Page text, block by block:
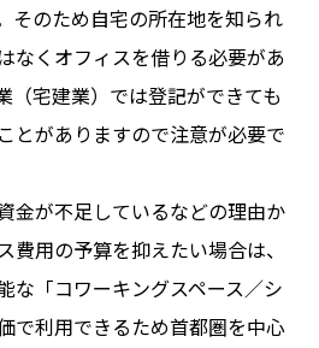
そのため自宅の所在地を知られ
なくオフィスを借りる必要があ
（宅建業）では登記ができても
とがありますので注意が必要で
金が不足しているなどの理由か
費用の予算を抑えたい場合は、
な「コワーキングスペース／シ
で利用できるため首都圏を中心